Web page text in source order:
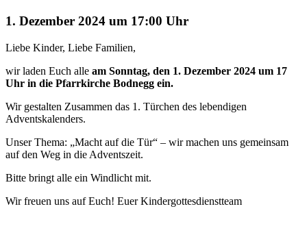
1. Dezember 2024 um 17:00 Uhr
Liebe Kinder, Liebe Familien,
wir laden Euch alle am Sonntag, den 1. Dezember 2024 um 17
Uhr in die Pfarrkirche Bodnegg ein.
Wir gestalten Zusammen das 1. Türchen des lebendigen
Adventskalenders.
Unser Thema: „Macht auf die Tür“ – wir machen uns gemeinsam
auf den Weg in die Adventszeit.
Bitte bringt alle ein Windlicht mit.
Wir freuen uns auf Euch! Euer Kindergottesdienstteam